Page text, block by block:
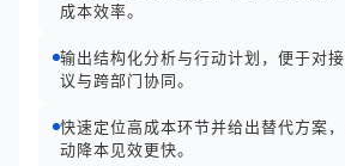
成本效率。
输出结构化分析与行动计划，便于对
议与跨部门协同。
快速定位高成本环节并给出替代方案
动降本见效更快。